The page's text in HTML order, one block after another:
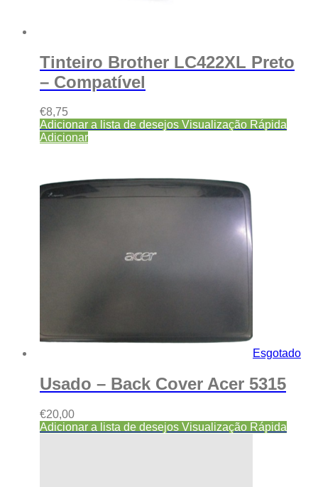
Tinteiro Brother LC422XL Preto
– Compatível
€8,75
Adicionar a lista de desejos Visualização Rápida
Adicionar
Esgotado
Usado – Back Cover Acer 5315
€20,00
Adicionar a lista de desejos Visualização Rápida